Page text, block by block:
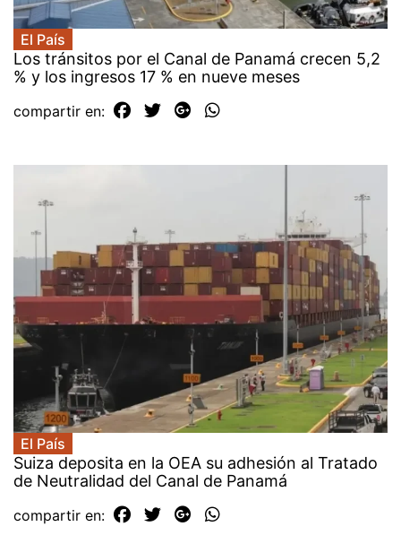
El País
Los tránsitos por el Canal de Panamá crecen 5,2
% y los ingresos 17 % en nueve meses
compartir en:
El País
Suiza deposita en la OEA su adhesión al Tratado
de Neutralidad del Canal de Panamá
compartir en: